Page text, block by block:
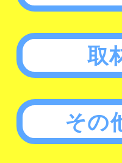
取
その